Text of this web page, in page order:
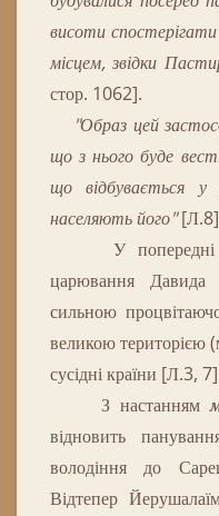
висоти
місцем, звідки
стор. 1062].
"Образ цей
що з нього буде
що відбувається у
населяють його"
У
царювання
сильною
великою територією
сусідні країни [Л.3,
З настанням
відновить
володіння до
Відтепер